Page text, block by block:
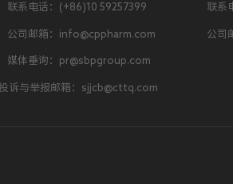
联系电话：(+86)10 59257399
公司邮箱：info@cppharm.com
媒体垂询：pr@sbpgroup.com
联系
公司
投诉与举报邮箱：sjjcb@cttq.com